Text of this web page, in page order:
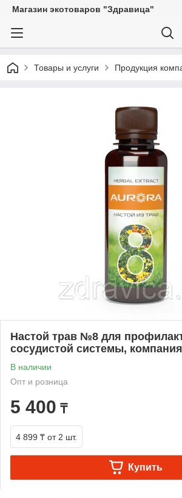
Магазин экотоваров "Здравица"
Товары и услуги Продукция
Настой трав №8 для
сосудистой системы,
В наличии
Опт и розница
5 400 ₸
4 899 ₸ от 2 шт.
Купить